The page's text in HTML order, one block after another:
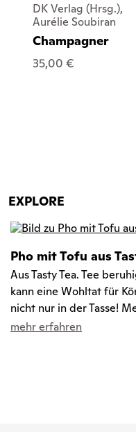
DK Verlag (Hrsg.),
Aurélie Soubiran
Champagner
35,00 €
EXPLORE
Pho mit Tofu aus
Aus Tasty Tea. Tee
kann eine Wohltat für
nicht nur in der Tasse!
mehr erfahren